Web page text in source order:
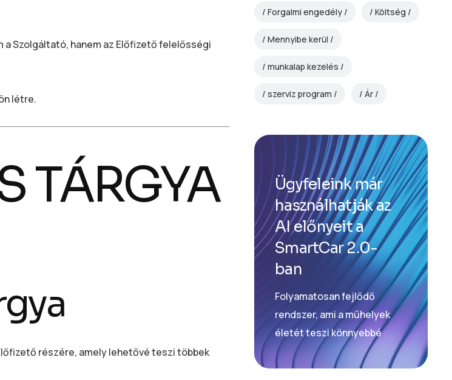
Szolgáltató, hanem az Előfizető felelősségi
létre.
TÁRGYA
részére, amely lehetővé teszi többek
Forgalmi engedély Költség
Mennyibe kerül
munkalap kezelés
szerviz program Ár
Ügyfeleink már
használhatják az
AI előnyeit a
SmartCar 2.0-
ban
Folyamatosan fejlődő
rendszer, ami a műhelyek
életét teszi könnyebbé